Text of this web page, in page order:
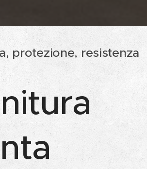
protezione, resistenza